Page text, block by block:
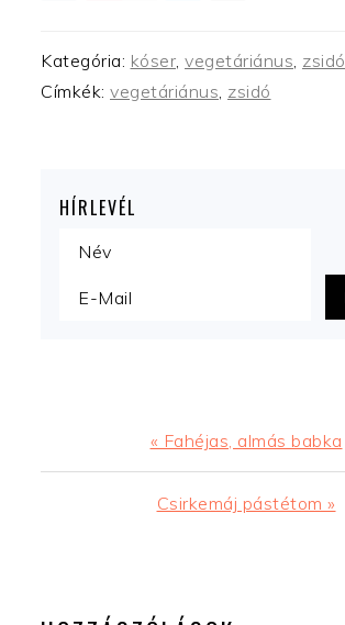
Kategória: kóser, vegetáriánus, zsidó
Címkék: vegetáriánus, zsidó
HÍRLEVÉL
Előző
bejegyzés
« Fahéjas, almás babka
Következő
Csirkemáj pástétom »